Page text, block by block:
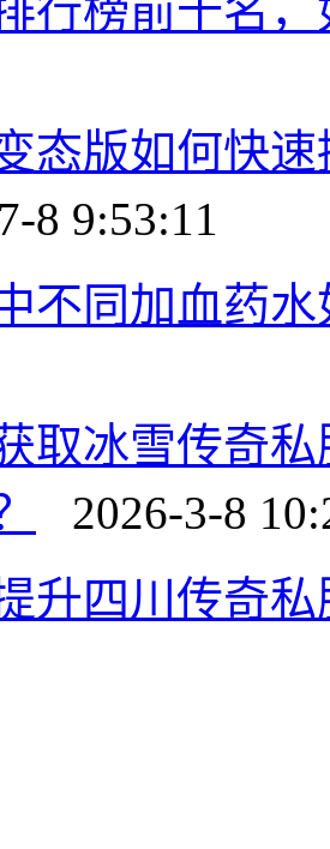
行榜前十名
态版如何快
8 9:53:11
不同加血药
取冰雪传奇
2026-3-8
升四川传奇